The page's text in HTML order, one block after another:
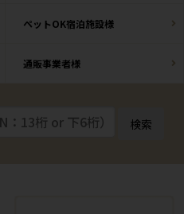
ペットOK宿泊施設様
通販事業者様
検索